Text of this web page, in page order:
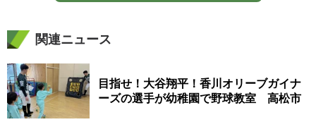
関連ニュース
目指せ！大谷翔平！香川オリーブガイナ
ーズの選手が幼稚園で野球教室 高松市